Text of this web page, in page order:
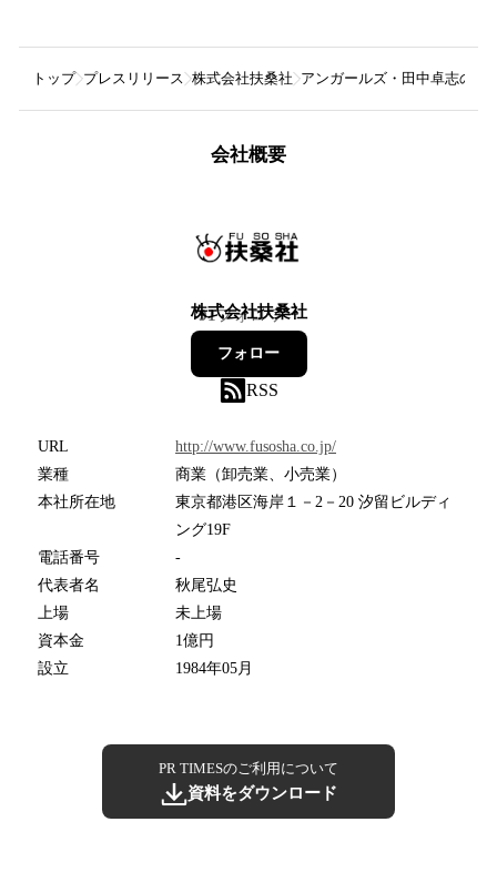
トップ プレスリリース 株式会社扶桑社 アンガールズ・田中卓志の隠
会社概要
株式会社扶桑社
91フォロワー
フォロー
RSS
URL
http://www.fusosha.co.jp/
業種
商業（卸売業、小売業）
本社所在地
東京都港区海岸１－2－20 汐留ビルディ
ング19F
電話番号
-
代表者名
秋尾弘史
上場
未上場
資本金
1億円
設立
1984年05月
PR TIMESのご利用について
資料をダウンロード